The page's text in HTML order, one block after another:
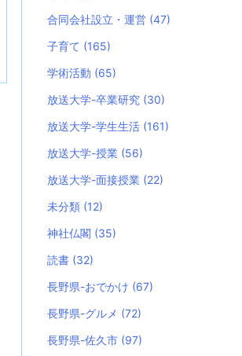
合同会社設立・運営 (47)
子育て (165)
学術活動 (65)
放送大学-卒業研究 (30)
放送大学-学生生活 (161)
放送大学-授業 (56)
放送大学-面接授業 (22)
未分類 (12)
神社仏閣 (35)
読書 (32)
長野県-おでかけ (67)
長野県-グルメ (72)
長野県-佐久市 (97)